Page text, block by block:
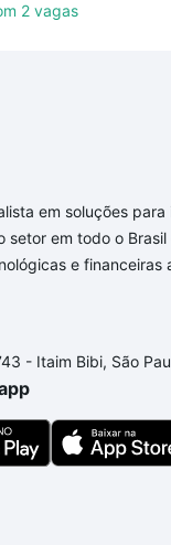
piscina,
Apartamentos
São João,
a oferta ideal
com 4 suites à
SP que custam a
de
dúvida dos
veja em
um apartamento
o imóvel dos
Loft, com
2 vagas
em soluções para
setor em todo o
e financeiras
- Itaim Bibi, São